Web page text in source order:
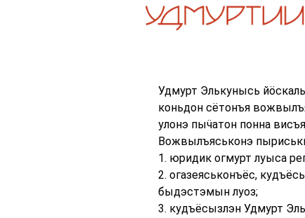
Удмурт Элькунысь
коньдон сётонъя
улонэ пыӵатон понна
Вожвылъяськонэ
1. юридик огмурт луыса
2. огазеяськонъёс,
быдэстэмын луоз;
3. кудъёсызлэн Удмурт